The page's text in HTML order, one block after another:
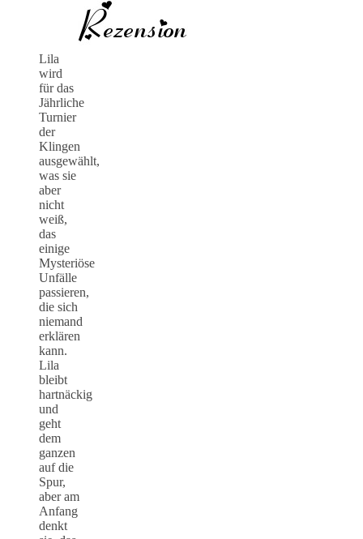
Lila
wird
für das
Jährliche
Turnier
der
Klingen
ausgewählt,
was sie
aber
nicht
weiß,
das
einige
Mysteriöse
Unfälle
passieren,
die sich
niemand
erklären
kann.
Lila
bleibt
hartnäckig
und
geht
dem
ganzen
auf die
Spur,
aber am
Anfang
denkt